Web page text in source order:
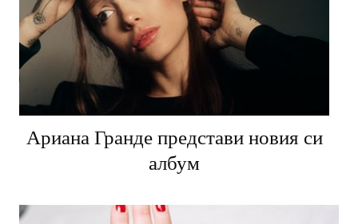
Ариана Гранде представи новия си
албум